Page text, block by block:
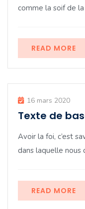
comme la soif de
READ MORE
16 mars 2020
Texte de
Avoir la foi, c’est
dans laquelle nous
READ MORE